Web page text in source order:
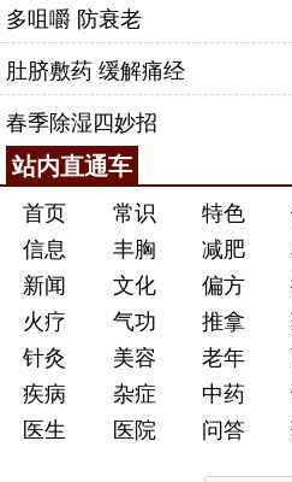
多咀嚼 防衰老
肚脐敷药 缓解痛经
春季除湿四妙招
站内直通车
首页 常识 特色
信息
丰胸 减肥
新闻
文化 偏方
火疗
气功 推拿
针灸
美容 老年
疾病
杂症 中药
医生
医院 问答